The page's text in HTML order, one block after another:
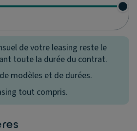
de votre leasing reste le
toute la durée du contrat.
modèles et de durées.
tout compris.